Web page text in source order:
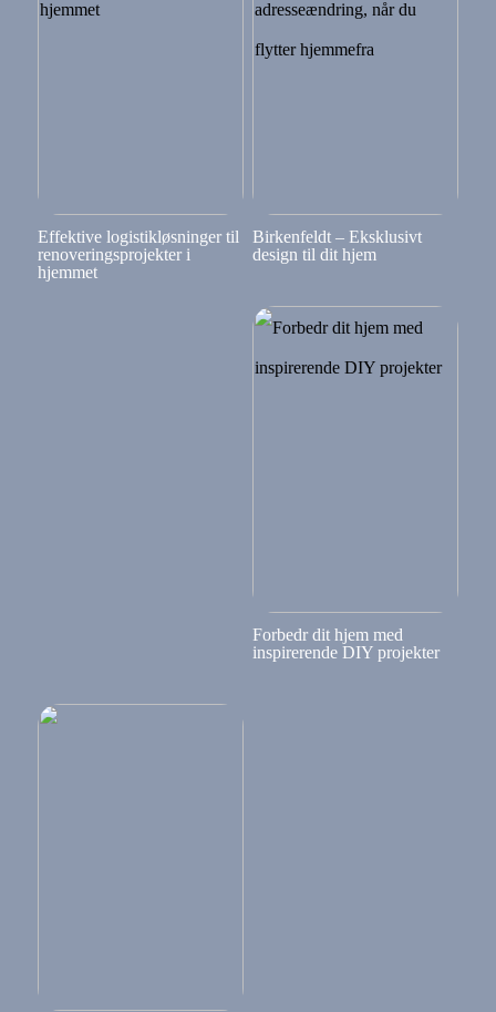
Effektive logistikløsninger til
renoveringsprojekter i
hjemmet
Birkenfeldt – Eksklusivt
design til dit hjem
Forbedr dit hjem med
inspirerende DIY projekter